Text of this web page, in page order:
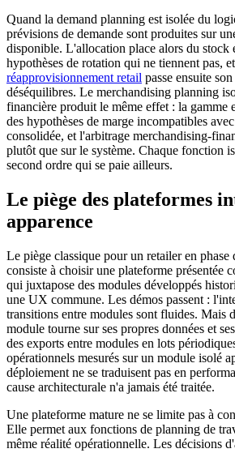
Quand la demand planning est isolée du
prévisions de demande sont produites sur
disponible. L'allocation place alors du stock
hypothèses de rotation qui ne tiennent pas,
réapprovisionnement retail passe ensuite
déséquilibres. Le merchandising planning
financière produit le même effet : la gamme
des hypothèses de marge incompatibles
consolidée, et l'arbitrage merchandising-
plutôt que sur le système. Chaque fonction
second ordre qui se paie ailleurs.
Le piège des plateformes
apparence
Le piège classique pour un retailer en phase
consiste à choisir une plateforme présentée
qui juxtapose des modules développés
une UX commune. Les démos passent :
transitions entre modules sont fluides. Mais
module tourne sur ses propres données et
des exports entre modules en lots
opérationnels mesurés sur un module isolé
déploiement ne se traduisent pas en
cause architecturale n'a jamais été traitée.
Une plateforme mature ne se limite pas à
Elle permet aux fonctions de planning de
même réalité opérationnelle. Les décisions